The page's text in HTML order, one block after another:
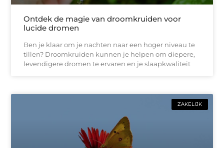
Ontdek de magie van droomkruiden voor
lucide dromen
Ben je klaar om je nachten naar een hoger niveau te
tillen? Droomkruiden kunnen je helpen om diepere,
levendigere dromen te ervaren en je slaapkwaliteit
ZAKELIJK